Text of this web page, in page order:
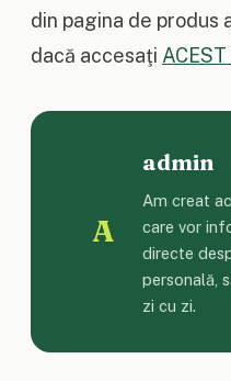
din pagina de produs
dacă accesaţi ACEST
A
admin
Am creat
care vor
directe
personală,
zi cu zi.